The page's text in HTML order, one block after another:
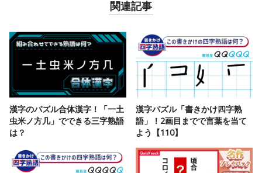
関連記事
漢字のパズル合体漢字！「一土
虫米ノ方几」でできる三字熟語
は？
漢字パズル「書きかけ四字熟
語」！2画目までで言葉を当て
よう【110】